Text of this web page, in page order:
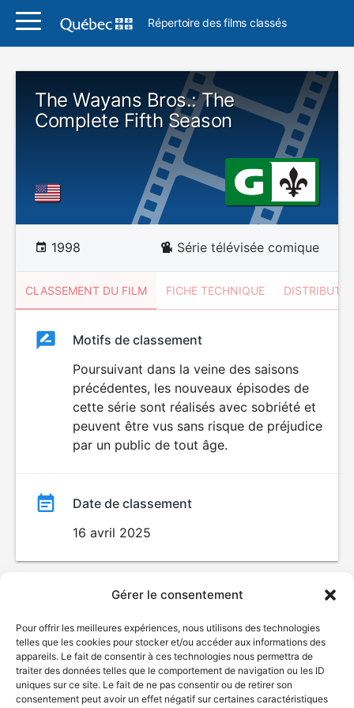
Gérer le consentement
Pour offrir les meilleures expériences, nous utilisons des technologies
telles que les cookies pour stocker et/ou accéder aux informations des
appareils. Le fait de consentir à ces technologies nous permettra de
traiter des données telles que le comportement de navigation ou les ID
uniques sur ce site. Le fait de ne pas consentir ou de retirer son
consentement peut avoir un effet négatif sur certaines caractéristiques
Répertoire des films classés
The Wayans Bros.: The
Complete Fifth Season
1998 Série télévisée comique
CLASSEMENT DU FILM FICHE TECHNIQUE
ClassementClassement
Motifs de classement
Poursuivant dans la veine des saisons
précédentes, les nouveaux épisodes de
cette série sont réalisés avec sobriété et
peuvent être vus sans risque de préjudice
par un public de tout âge.
Date de classement
16 avril 2025